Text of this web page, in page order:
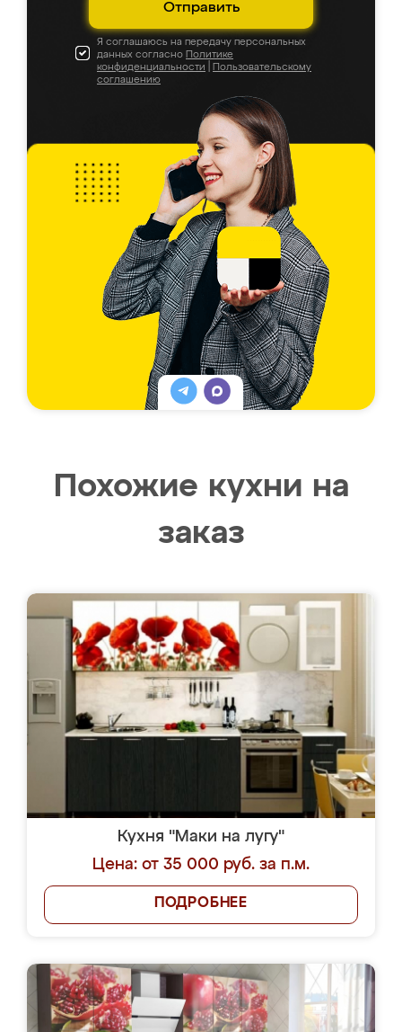
Отправить
Я соглашаюсь на передачу персональных
данных согласно Политике
конфиденциальности
Пользовательскому
соглашению
Похожие кухни на
заказ
Кухня "Маки на лугу"
Цена: от 35 000 руб. за п.м.
ПОДРОБНЕЕ